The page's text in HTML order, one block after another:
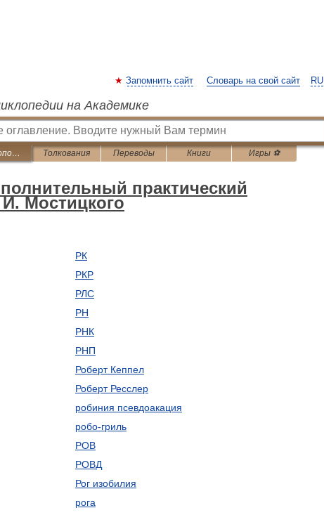
RU
Запомнить сайт Словарь на свой сайт
на Академике
Универсальный дополнительный практический толковый словарь И. Мостицкого Толкования Переводы Книги Игры ⚽
практический
Мостицкого
РК
РКР
РЛС
РН
РНК
РНП
Роберт Кеппел
Роберт Ресслер
робиния псевдоакация
робо-гриль
РОВ
РОВД
Рог изобилия
рога